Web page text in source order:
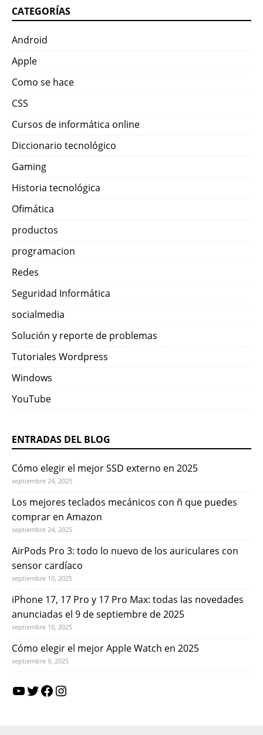
CATEGORÍAS
Android
Apple
Como se hace
CSS
Cursos de informática online
Diccionario tecnológico
Gaming
Historia tecnológica
Ofimática
productos
programacion
Redes
Seguridad Informática
socialmedia
Solución y reporte de problemas
Tutoriales Wordpress
Windows
YouTube
ENTRADAS DEL BLOG
Cómo elegir el mejor SSD externo en 2025
septiembre 24, 2025
Los mejores teclados mecánicos con ñ que puedes
comprar en Amazon
septiembre 24, 2025
AirPods Pro 3: todo lo nuevo de los auriculares con
sensor cardíaco
septiembre 10, 2025
iPhone 17, 17 Pro y 17 Pro Max: todas las novedades
anunciadas el 9 de septiembre de 2025
septiembre 10, 2025
Cómo elegir el mejor Apple Watch en 2025
septiembre 9, 2025